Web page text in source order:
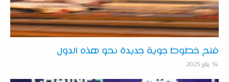
فتح خطوط جوية جديدة نحو هذه الدول
14 يناير 2025